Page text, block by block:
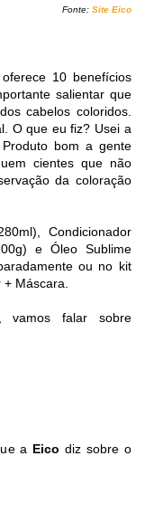
Fonte: Site Eico
10 benefícios
salientar que
cabelos coloridos.
O que eu fiz? Usei a
bom a gente
cientes que não
da coloração
Condicionador
e Óleo Sublime
ou no kit
Máscara.
vamos falar sobre
a Eico diz sobre o